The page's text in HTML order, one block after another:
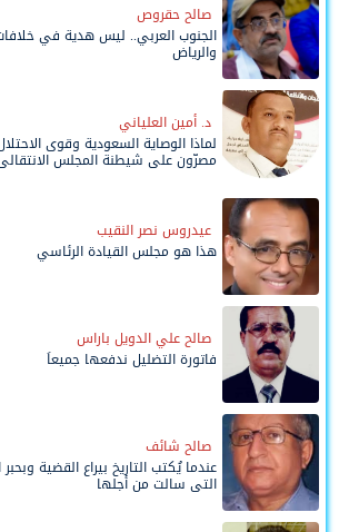
صالح حقروص
الجنوب العربي.. ليس هدية في
والرياض
د. أمين العلياني
لماذا الوصاية السعودية وقوى
مصرّون على شيطنة المجلس
عيدروس نصر النقيب
هذا هو مجلس القيادة الرئاسي
صالح علي الدويل باراس
فاتورة التضليل ندفعها جميعاً
صالح شائف
عندما يُكتب التاريخ بيراع القضية وبحبر
التي سالت من أجلها